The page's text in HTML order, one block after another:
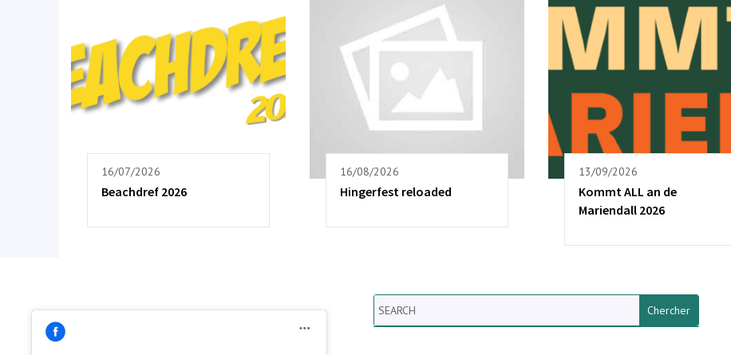
16/07/2026
Beachdref 2026
16/08/2026
Hingerfest reloaded
13/09/2026
Kommt ALL an de
Mariendall 2026
Search